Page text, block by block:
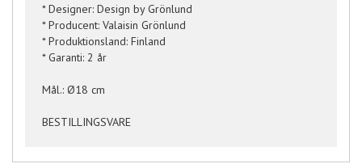
* Designer: Design by Grönlund
* Producent: Valaisin Grönlund
* Produktionsland: Finland
* Garanti: 2 år
Mål.: Ø18 cm
BESTILLINGSVARE